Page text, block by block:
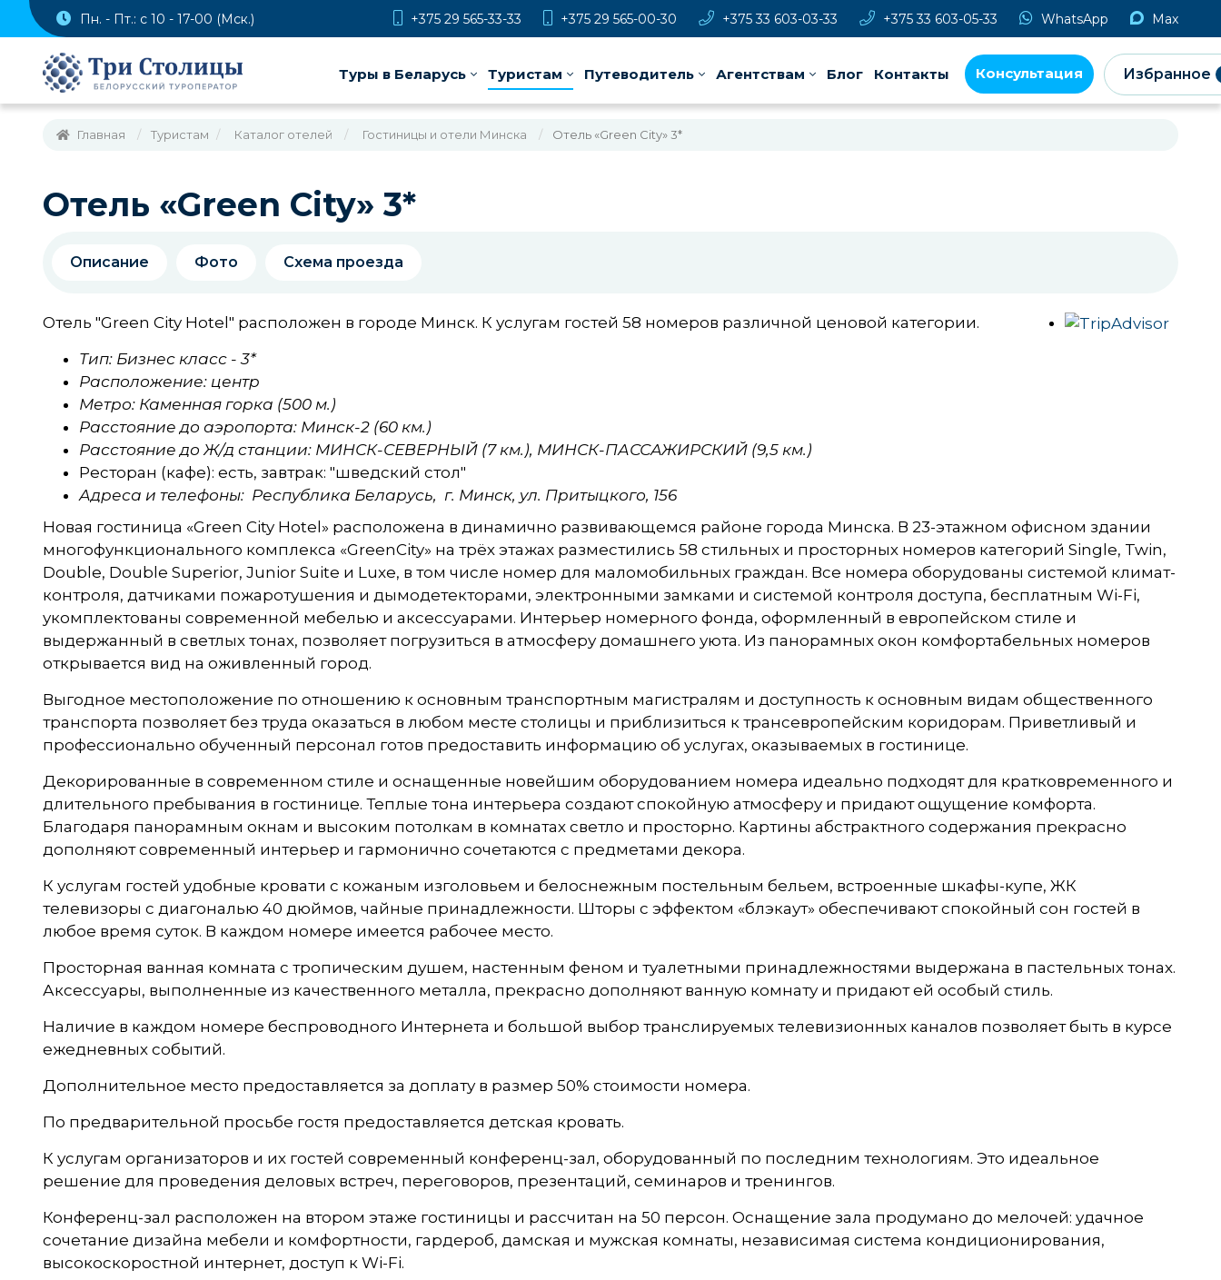
Пн. - Пт.: с 10 - 17-00 (Мск.) +375 29 565-33-33 +375 29 565-00-30 +375 33 603-03-33 +375 33 603-05-33 WhatsApp Max
Туры в Беларусь Туристам Путеводитель Агентствам Блог Контакты Консультация Избранное
Главная Туристам Каталог отелей Гостиницы и отели Минска Отель «Green City» 3*
Отель «Green City» 3*
Описание Фото Схема проезда
Отель "Green City Hotel" расположен в городе Минск. К услугам гостей 58 номеров различной ценовой категории.
Тип: Бизнес класс - 3*
Расположение: центр
Метро: Каменная горка (500 м.)
Расстояние до аэропорта: Минск-2 (60 км.)
Расстояние до Ж/д станции: МИНСК-СЕВЕРНЫЙ (7 км.), МИНСК-ПАССАЖИРСКИЙ (9,5 км.)
Ресторан (кафе): есть, завтрак: "шведский стол"
Адреса и телефоны: Республика Беларусь, г. Минск, ул. Притыцкого, 156
Новая гостиница «Green City Hotel» расположена в динамично развивающемся районе города Минска. В 23-этажном офисном здании
многофункционального комплекса «GreenCity» на трёх этажах разместились 58 стильных и просторных номеров категорий Single, Twin,
Double, Double Superior, Junior Suite и Luxe, в том числе номер для маломобильных граждан. Все номера оборудованы системой климат-
контроля, датчиками пожаротушения и дымодетекторами, электронными замками и системой контроля доступа, бесплатным Wi-Fi,
укомплектованы современной мебелью и аксессуарами. Интерьер номерного фонда, оформленный в европейском стиле и
выдержанный в светлых тонах, позволяет погрузиться в атмосферу домашнего уюта. Из панорамных окон комфортабельных номеров
открывается вид на оживленный город.
Выгодное местоположение по отношению к основным транспортным магистралям и доступность к основным видам общественного
транспорта позволяет без труда оказаться в любом месте столицы и приблизиться к трансевропейским коридорам. Приветливый и
профессионально обученный персонал готов предоставить информацию об услугах, оказываемых в гостинице.
Декорированные в современном стиле и оснащенные новейшим оборудованием номера идеально подходят для кратковременного и
длительного пребывания в гостинице. Теплые тона интерьера создают спокойную атмосферу и придают ощущение комфорта.
Благодаря панорамным окнам и высоким потолкам в комнатах светло и просторно. Картины абстрактного содержания прекрасно
дополняют современный интерьер и гармонично сочетаются с предметами декора.
К услугам гостей удобные кровати с кожаным изголовьем и белоснежным постельным бельем, встроенные шкафы-купе, ЖК
телевизоры с диагональю 40 дюймов, чайные принадлежности. Шторы с эффектом «блэкаут» обеспечивают спокойный сон гостей в
любое время суток. В каждом номере имеется рабочее место.
Просторная ванная комната с тропическим душем, настенным феном и туалетными принадлежностями выдержана в пастельных тонах.
Аксессуары, выполненные из качественного металла, прекрасно дополняют ванную комнату и придают ей особый стиль.
Наличие в каждом номере беспроводного Интернета и большой выбор транслируемых телевизионных каналов позволяет быть в курсе
ежедневных событий.
Дополнительное место предоставляется за доплату в размер 50% стоимости номера.
По предварительной просьбе гостя предоставляется детская кровать.
К услугам организаторов и их гостей современный конференц-зал, оборудованный по последним технологиям. Это идеальное
решение для проведения деловых встреч, переговоров, презентаций, семинаров и тренингов.
Конференц-зал расположен на втором этаже гостиницы и рассчитан на 50 персон. Оснащение зала продумано до мелочей: удачное
сочетание дизайна мебели и комфортности, гардероб, дамская и мужская комнаты, независимая система кондиционирования,
высокоскоростной интернет, доступ к Wi-Fi.